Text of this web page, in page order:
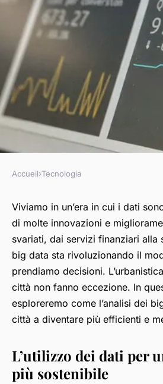
TECNOLOGIA
Come può l'analisi
aiutare le città a
efficienti e meno
Laurent•8 aprile 2024• 6 min de
Accueil›Tecnologia
Viviamo in un’era in cui i dati
di molte innovazioni e
svariati, dai servizi finanziari alla
big data sta rivoluzionando il
prendiamo decisioni.
città non fanno eccezione. In
esploreremo come l’analisi dei
città a diventare più efficienti e
L’utilizzo dei dati per
più sostenibile